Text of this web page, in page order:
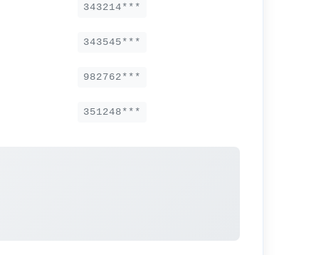
343214***
343545***
982762***
351248***